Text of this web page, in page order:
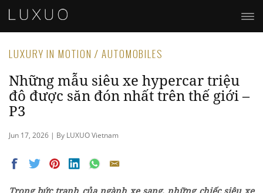
LUXURY IN MOTION / AUTOMOBILES
Những mẫu siêu xe hypercar triệu
đô được săn đón nhất trên thế giới –
P3
Jun 17, 2026 | By LUXUO Vietnam
Trong bức tranh của ngành xe sang, những chiếc siêu xe